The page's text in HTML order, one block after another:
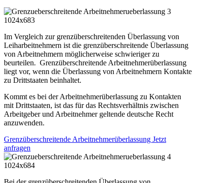
Im Vergleich zur grenzüberschreitenden Überlassung von
Leiharbeitnehmern ist die grenzüberschreitende Überlassung
von Arbeitnehmern möglicherweise schwieriger zu
beurteilen. Grenzüberschreitende Arbeitnehmerüberlassung
liegt vor, wenn die Überlassung von Arbeitnehmern Kontakte
zu Drittstaaten beinhaltet.
Kommt es bei der Arbeitnehmerüberlassung zu Kontakten
mit Drittstaaten, ist das für das Rechtsverhältnis zwischen
Arbeitgeber und Arbeitnehmer geltende deutsche Recht
anzuwenden.
Grenzüberschreitende Arbeitnehmerüberlassung Jetzt
anfragen